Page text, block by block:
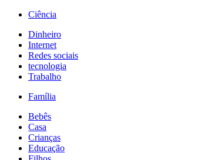
Ciência
Dinheiro
Internet
Redes sociais
tecnologia
Trabalho
Família
Bebês
Casa
Crianças
Educação